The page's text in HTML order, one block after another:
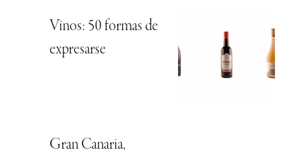
Vinos: 50 formas de
expresarse
Gran Canaria,